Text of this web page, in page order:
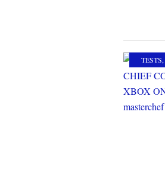
TESTS,